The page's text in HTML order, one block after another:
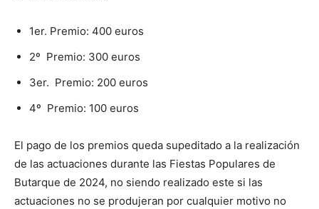
1er. Premio: 400 euros
2º Premio: 300 euros
3er. Premio: 200 euros
4º Premio: 100 euros
El pago de los premios queda supeditado a la realización
de las actuaciones durante las Fiestas Populares de
Butarque de 2024, no siendo realizado este si las
actuaciones no se produjeran por cualquier motivo no